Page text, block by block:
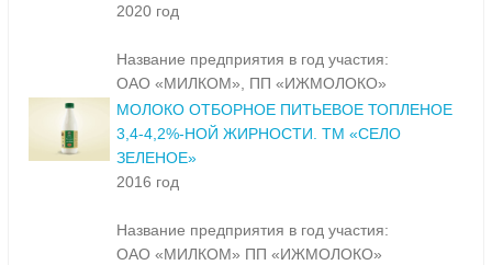
2020 год
Название предприятия в год участия:
ОАО «МИЛКОМ», ПП «ИЖМОЛОКО»
МОЛОКО ОТБОРНОЕ ПИТЬЕВОЕ ТОПЛЕНОЕ
3,4-4,2%-НОЙ ЖИРНОСТИ. ТМ «СЕЛО
ЗЕЛЕНОЕ»
2016 год
Название предприятия в год участия:
ОАО «МИЛКОМ» ПП «ИЖМОЛОКО»